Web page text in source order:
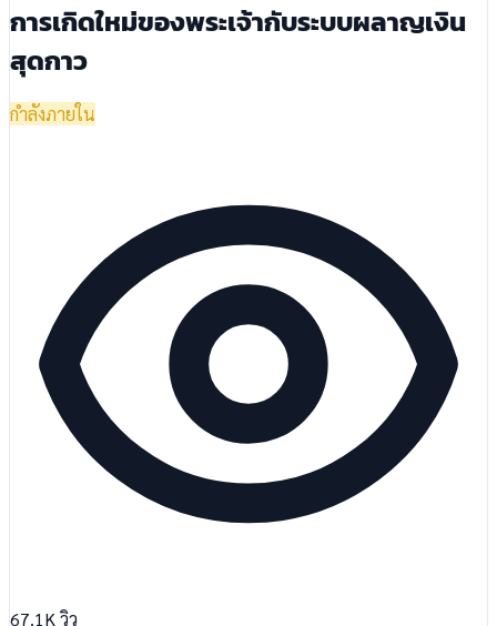
การเกิดใหม่ของพระเจ้ากับระบบผลาญเงิน
สุดกาว
กำลังภายใน
67.1K วิว